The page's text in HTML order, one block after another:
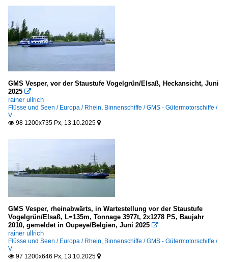
GMS Vesper, vor der Staustufe Vogelgrün/Elsaß, Heckansicht, Juni
2025 
rainer ullrich
Flüsse und Seen / Europa / Rhein Binnenschiffe / GMS - Gütermotorschiffe /
V
 98 1200x735 Px, 13.10.2025 
GMS Vesper, rheinabwärts, in Wartestellung vor der Staustufe
Vogelgrün/Elsaß, L=135m, Tonnage 3977t, 2x1278 PS, Baujahr
2010, gemeldet in Oupeye/Belgien, Juni 2025 
rainer ullrich
Flüsse und Seen / Europa / Rhein Binnenschiffe / GMS - Gütermotorschiffe /
V
 97 1200x646 Px, 13.10.2025 